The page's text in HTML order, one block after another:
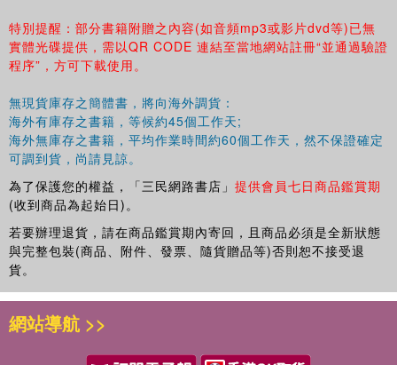
給我們一個波
你認為你要去哪里
角度機的最后挑戰
特別提醒：部分書籍附贈之內容(如音頻mp3或影片dvd等)已無
實體光碟提供，需以QR CODE 連結至當地網站註冊“並通過驗證
程序”，方可下載使用。
無現貨庫存之簡體書，將向海外調貨：
海外有庫存之書籍，等候約45個工作天;
海外無庫存之書籍，平均作業時間約60個工作天，然不保證確定
可調到貨，尚請見諒。
為了保護您的權益，「三民網路書店」 提供會員七日商品鑑賞期
(收到商品為起始日)。
若要辦理退貨，請在商品鑑賞期內寄回，且商品必須是全新狀態
與完整包裝(商品、附件、發票、隨貨贈品等)否則恕不接受退
貨。
網站導航 >>